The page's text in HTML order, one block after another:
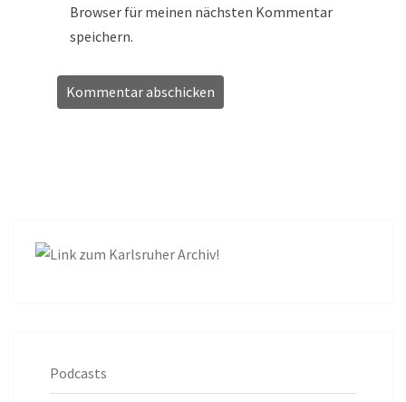
Browser für meinen nächsten Kommentar
speichern.
Podcasts